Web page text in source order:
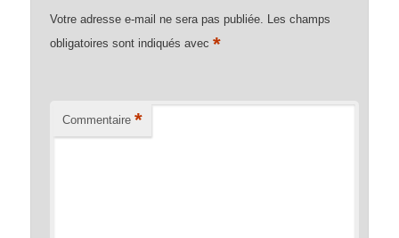
Votre adresse e-mail ne sera pas publiée. Les champs
obligatoires sont indiqués avec*
Commentaire *